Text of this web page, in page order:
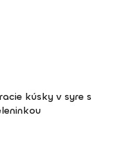
kúsky v syre s